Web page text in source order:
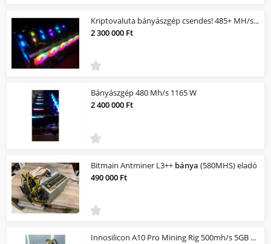
Kriptovaluta bányászgép csendes! 485+ MH/s 1151 W 4948 ft/mhs
2 300 000 Ft
Bányászgép 480 Mh/s 1165 W
2 400 000 Ft
Bitmain Antminer L3++ bánya (580MHS) eladó
490 000 Ft
Innosilicon A10 Pro Mining Rig 500mh/s 5GB